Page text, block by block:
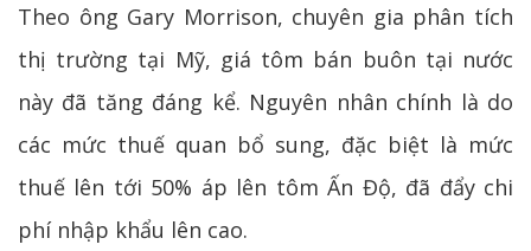
Theo ông Gary Morrison, chuyên gia phân tích
thị trường tại Mỹ, giá tôm bán buôn tại nước
này đã tăng đáng kể. Nguyên nhân chính là do
các mức thuế quan bổ sung, đặc biệt là mức
thuế lên tới 50% áp lên tôm Ấn Độ, đã đẩy chi
phí nhập khẩu lên cao.